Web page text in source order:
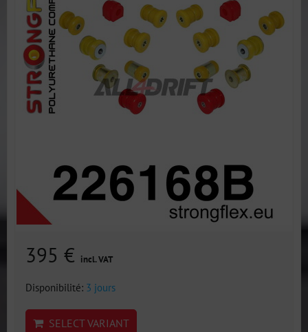
395 € incl. VAT
Disponibilité: 3 jours
SELECT VARIANT